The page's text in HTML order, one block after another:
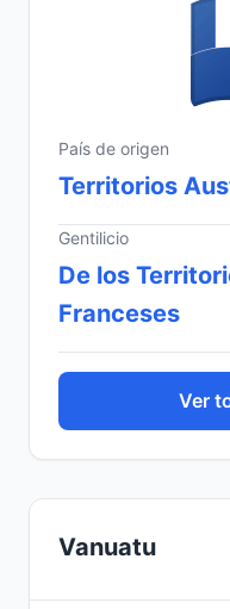
País de origen
Territorios
Gentilicio
De los
Franceses
Ver
Vanuatu